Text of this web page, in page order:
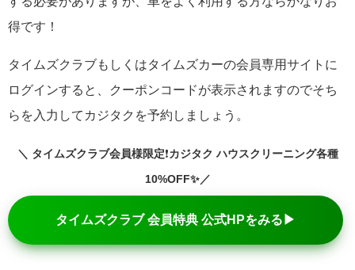
得です！
タイムズクラブもしくはタイムズカーの会員専用サイトに
ログインすると、クーポンコードが表示されますのでそち
らを入力してカジタクを予約しましょう。
＼ タイムズクラブ会員様限定❗カジタク ハウスクリーニング各種
10%OFF✨／
タイムズクラブ 会員特典 公式HPをみる▶